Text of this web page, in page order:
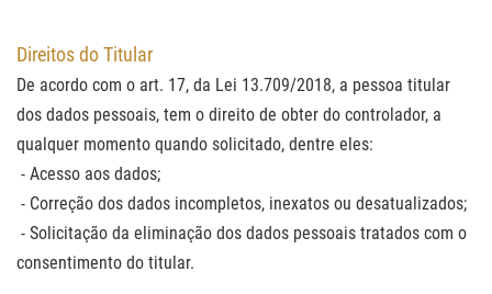
Direitos do Titular
De acordo com o art. 17, da Lei 13.709/2018, a pessoa titular
dos dados pessoais, tem o direito de obter do controlador, a
qualquer momento quando solicitado, dentre eles:
- Acesso aos dados;
- Correção dos dados incompletos, inexatos ou desatualizados;
- Solicitação da eliminação dos dados pessoais tratados com o
consentimento do titular.